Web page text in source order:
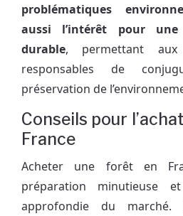
problématiques
aussi l’intérêt pour
durable, permettant aux
responsables de
préservation de
Conseils pour
France
Acheter une forêt en
préparation minutieuse
approfondie du marché.